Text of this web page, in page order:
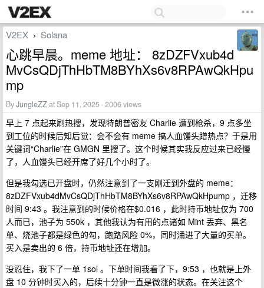
V2EX › Solana
心跳早晨。meme 地址： 8zDZFVxub4d
MvCsQDjThHbTM8BYhXs6v8RPAwQkHpu
mp
ByJungleZZat Sep 11, 2025 · 2006 views
早上 7 点起来刷热搜，发现特朗普密友 Charlie 遭到枪杀，9 点多坐
到工位的时候后知后觉：会不会有 meme 搞人血馒头蹭热点？于是用
关键词“Charlie”在 GMGN 里搜了。这个时候其实我反应过来已经慢
了，人血馒头已经开席了好几个小时了。
但是我勾选已开盘时，仍然注意到了一支刚迁到外盘的 meme：
8zDZFVxub4dMvCsQDjThHbTM8BYhXs6v8RPAwQkHpump ，迁移
时间 9:43 。我注意到的时候价格在$0.016 ，此时持币地址仅为 700
人而已，池子为 550k ，其他我认为有用的点诸如 Mint 丢弃、黑名
单、烧池子都是绿色的勾，跑路风险 0%，同时涌进了大量的买单。
买入是卖出的 6 倍，持币地址还在增加。
没忍住，我下了一单 1sol 。下单时间我看了下，9:53 ，也就是上外
盘 10 分钟时买入的，后续十分钟一直是微涨的状态。在关注这个